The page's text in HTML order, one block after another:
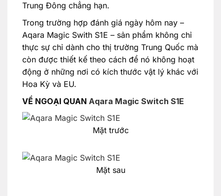
Trung Đông chẳng hạn.
Trong trường hợp đánh giá ngày hôm nay –
Aqara Magic Swith S1E – sản phẩm không chỉ
thực sự chỉ dành cho thị trường Trung Quốc mà
còn được thiết kế theo cách để nó không hoạt
động ở những nơi có kích thước vật lý khác với
Hoa Kỳ và EU.
VỀ NGOẠI QUAN Aqara Magic Switch S1E
Mặt trước
Mặt sau